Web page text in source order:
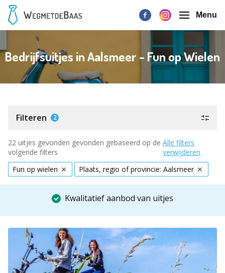
Menu
Bedrijfsuitjes in Aalsmeer - Fun op Wielen
Filteren 2
22 uitjes gevonden gevonden gebaseerd op de
volgende filters
Alle filters
verwijderen
Fun op wielen
Plaats, regio of provincie: Aalsmeer
Kwalitatief aanbod van uitjes